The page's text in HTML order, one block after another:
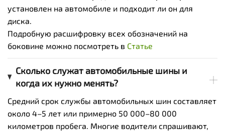
установлен на автомобиле и подходит ли он для
диска.
Подробную расшифровку всех обозначений на
боковине можно посмотреть в Статье
Сколько служат автомобильные шины и
когда их нужно менять?
Средний срок службы автомобильных шин составляет
около 4–5 лет или примерно 50 000–80 000
километров пробега. Многие водители спрашивают,